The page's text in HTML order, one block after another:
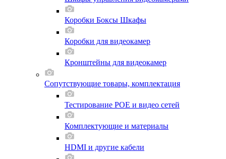
Коробки Боксы Шкафы
Коробки для видеокамер
Кронштейны для видеокамер
Сопутствующие товары, комплектация
Тестирование POE и видео сетей
Комплектующие и материалы
HDMI и другие кабели